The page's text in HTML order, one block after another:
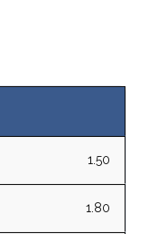
1.50
1.80